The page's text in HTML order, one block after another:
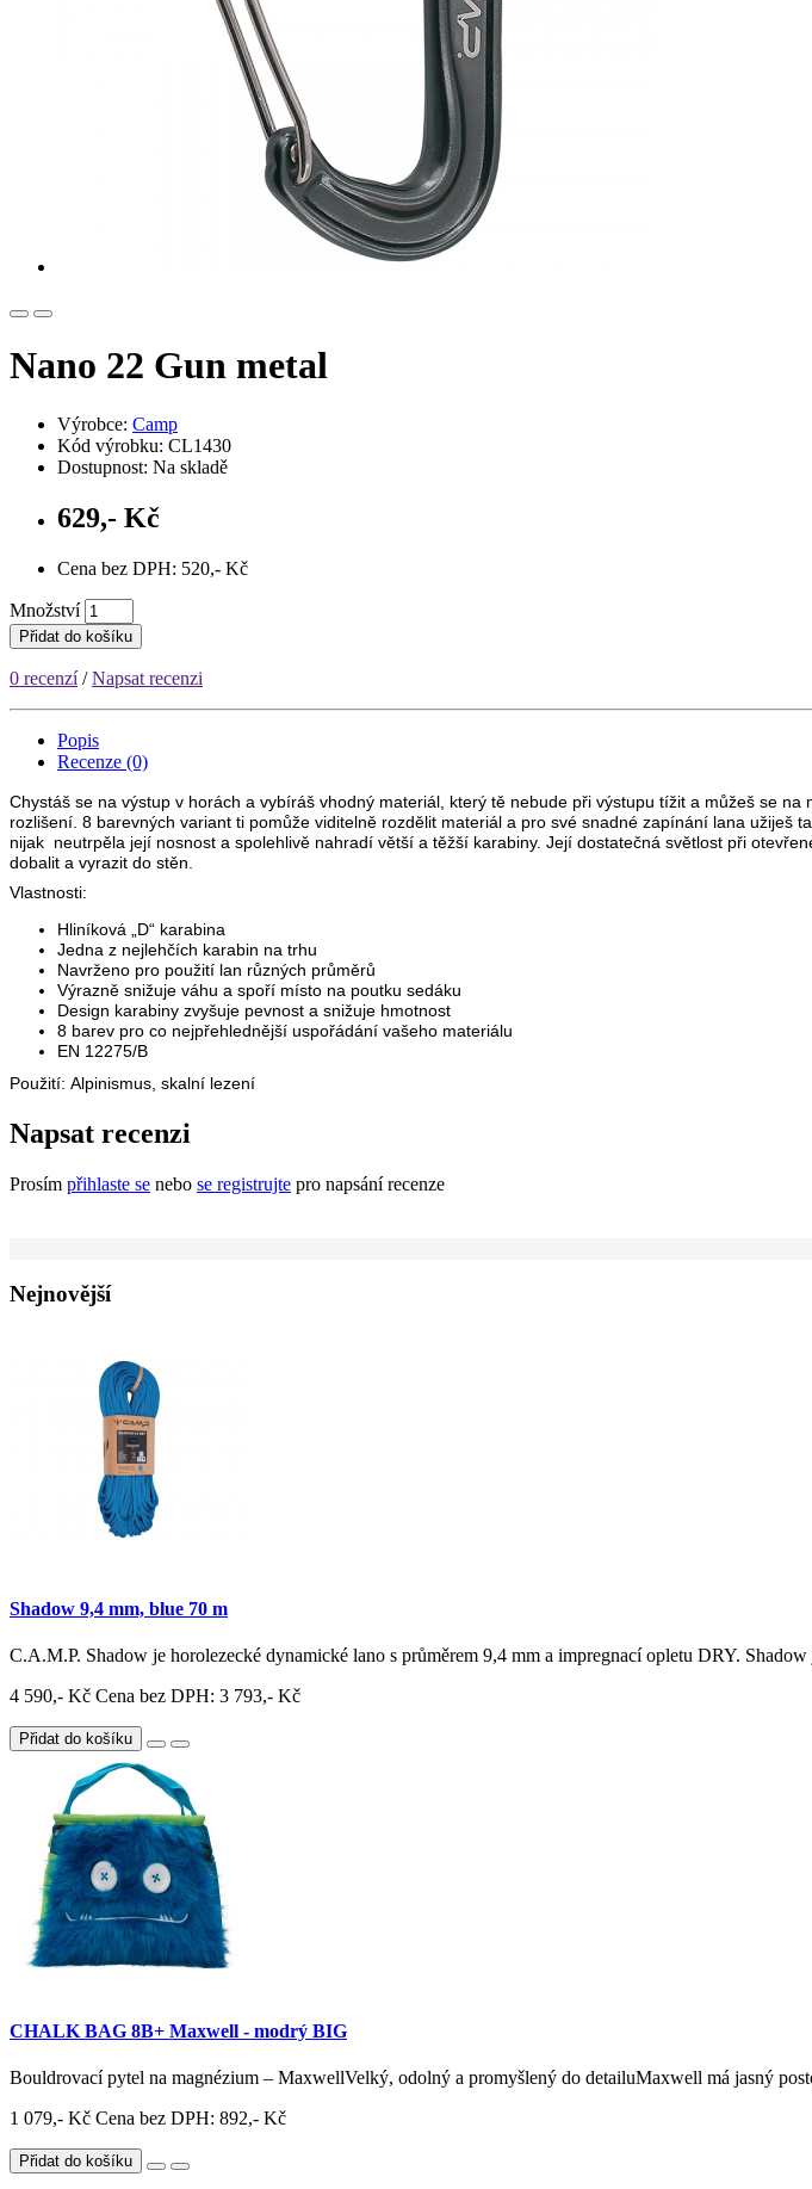
Nano 22 Gun metal
Výrobce: Camp
Kód výrobku: CL1430
Dostupnost: Na skladě
629,- Kč
Cena bez DPH: 520,- Kč
Množství
Přidat do košíku
0 recenzí/Napsat recenzi
Popis
Recenze (0)
Chystáš se na výstup v horách a vybíráš vhodný materiál, který tě nebude při výstupu tížit a můžeš se
rozlišení. 8 barevných variant ti pomůže viditelně rozdělit materiál a pro své snadné zapínání lana
nijak neutrpěla její nosnost a spolehlivě nahradí větší a těžší karabiny. Její dostatečná světlost při
dobalit a vyrazit do stěn.
Vlastnosti:
Hliníková „D“ karabina
Jedna z nejlehčích karabin na trhu
Navrženo pro použití lan různých průměrů
Výrazně snižuje váhu a spoří místo na poutku sedáku
Design karabiny zvyšuje pevnost a snižuje hmotnost
8 barev pro co nejpřehlednější uspořádání vašeho materiálu
EN 12275/B
Použití: Alpinismus, skalní lezení
Napsat recenzi
Prosím přihlaste se nebo se registrujte pro napsání recenze
Nejnovější
Shadow 9,4 mm, blue 70 m
C.A.M.P. Shadow je horolezecké dynamické lano s průměrem 9,4 mm a impregnací opletu DRY. Shadow
4 590,- Kč Cena bez DPH: 3 793,- Kč
Přidat do košíku
CHALK BAG 8B+ Maxwell - modrý BIG
Bouldrovací pytel na magnézium – MaxwellVelký, odolný a promyšlený do detailuMaxwell má jasný
1 079,- Kč Cena bez DPH: 892,- Kč
Přidat do košíku